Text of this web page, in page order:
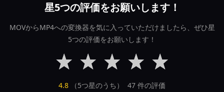
星5つの評価をお願いします！
MOVからMP4への変換器を気に入っていただけましたら、ぜひ星
5つの評価をお願いします！
4.8 （5つ星のうち） 47 件の評価